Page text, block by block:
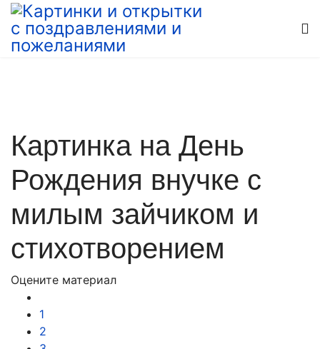
Картинка на День
Рождения внучке с
милым зайчиком и
стихотворением
Оцените материал
1
2